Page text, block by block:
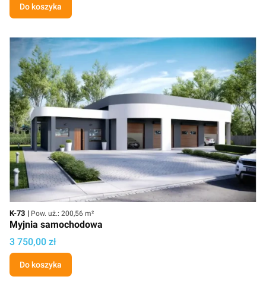
Do koszyka
Kod
K-73 Powierzchnia użytkowa
Pow. uż.: 200,56 m²
Myjnia samochodowa
Cena projektu
3 750,00 zł
Do koszyka